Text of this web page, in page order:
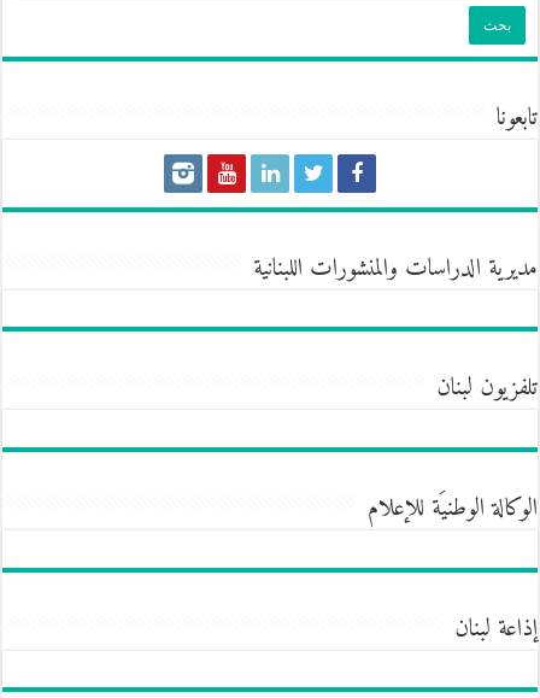
تابعونا
مديرية الدراسات والمنشورات اللبنانية
تلفزيون لبنان
الوكالة الوطنيَة للإعلام
إذاعة لبنان